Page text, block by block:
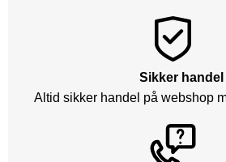
Sikker handel
Altid sikker handel på webshop